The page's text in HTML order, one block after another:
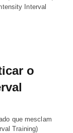
Interval
o
que mesclam
Training)